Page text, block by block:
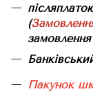
(
Пакунок